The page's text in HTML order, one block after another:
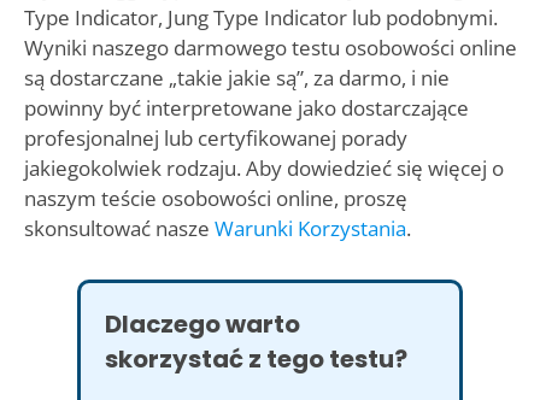
Type Indicator, Jung Type Indicator lub podobnymi.
Wyniki naszego darmowego testu osobowości online
są dostarczane „takie jakie są”, za darmo, i nie
powinny być interpretowane jako dostarczające
profesjonalnej lub certyfikowanej porady
jakiegokolwiek rodzaju. Aby dowiedzieć się więcej o
naszym teście osobowości online, proszę
skonsultować nasze Warunki Korzystania.
Dlaczego warto
skorzystać z tego testu?